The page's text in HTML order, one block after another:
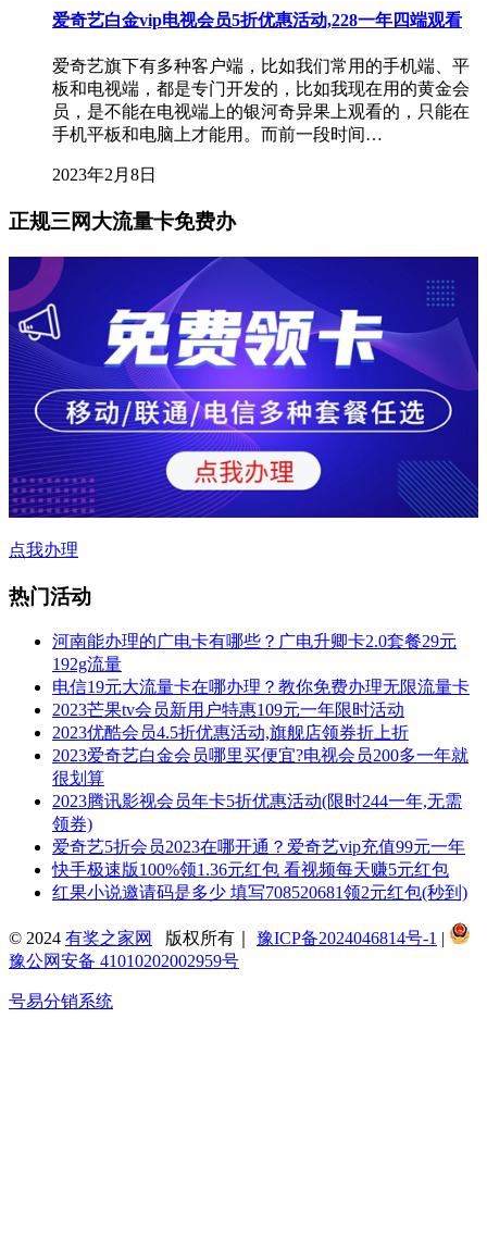
爱奇艺白金vip电视会员5折优惠活动,228一年四端观看
爱奇艺旗下有多种客户端，比如我们常用的手机端、平
板和电视端，都是专门开发的，比如我现在用的黄金会
员，是不能在电视端上的银河奇异果上观看的，只能在
手机平板和电脑上才能用。而前一段时间…
2023年2月8日
正规三网大流量卡免费办
点我办理
热门活动
河南能办理的广电卡有哪些？广电升卿卡2.0套餐29元
192g流量
电信19元大流量卡在哪办理？教你免费办理无限流量卡
2023芒果tv会员新用户特惠109元一年限时活动
2023优酷会员4.5折优惠活动,旗舰店领券折上折
2023爱奇艺白金会员哪里买便宜?电视会员200多一年就
很划算
2023腾讯影视会员年卡5折优惠活动(限时244一年,无需
领券)
爱奇艺5折会员2023在哪开通？爱奇艺vip充值99元一年
快手极速版100%领1.36元红包 看视频每天赚5元红包
红果小说邀请码是多少 填写708520681领2元红包(秒到)
© 2024 有奖之家网 版权所有｜ 豫ICP备2024046814号-1 |
豫公网安备 41010202002959号
号易分销系统